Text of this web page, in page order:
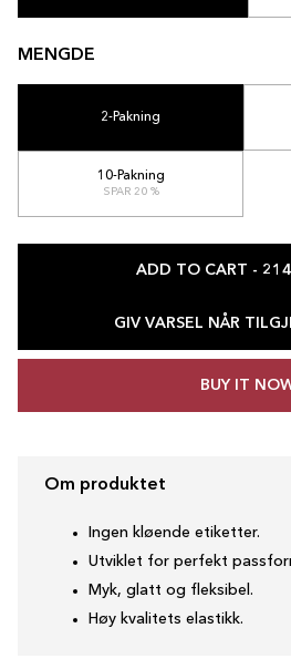
MENGDE
2-Pakning
10-Pakning
SPAR 20 %
ADD TO CART -
GIV VARSEL NÅR
BUY IT
Om produktet
Ingen kløende etiketter.
Utviklet for perfekt
Myk, glatt og fleksibel.
Høy kvalitets elastikk.